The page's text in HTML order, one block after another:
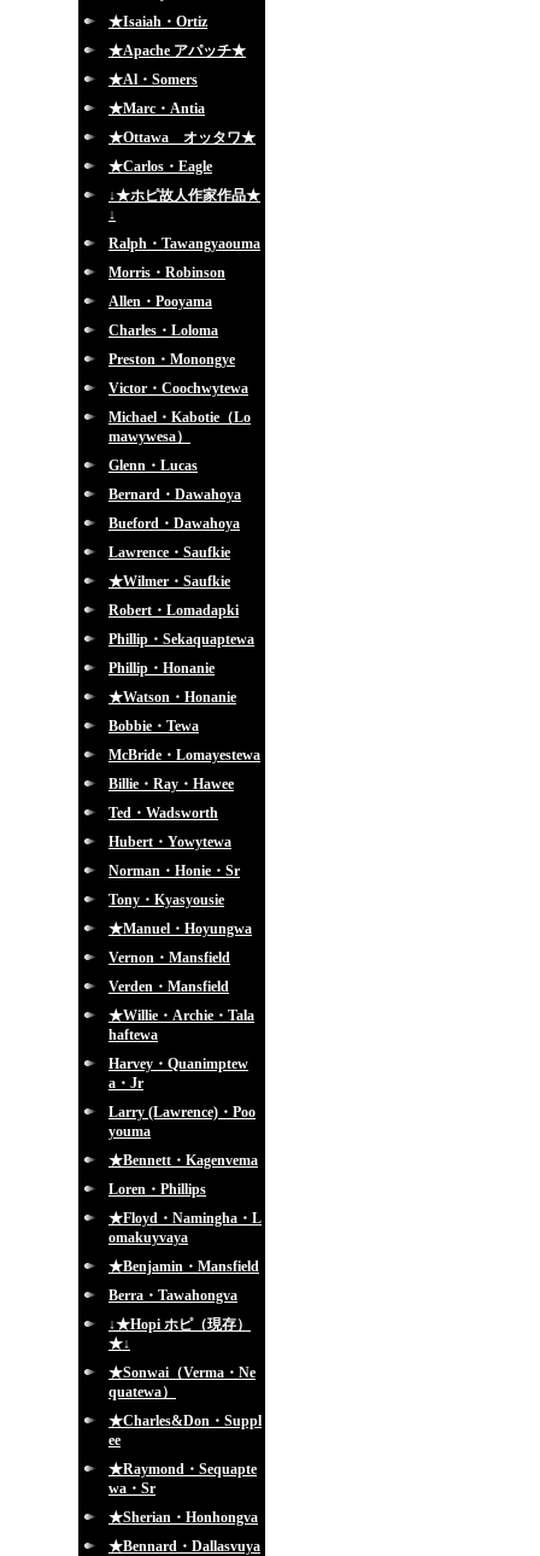
★Isaiah・Ortiz
★Apache アパッチ★
★Al・Somers
★Marc・Antia
★Ottawa オッタワ★
★Carlos・Eagle
↓★ホピ故人作家作品★
↓
Ralph・Tawangyaouma
Morris・Robinson
Allen・Pooyama
Charles・Loloma
Preston・Monongye
Victor・Coochwytewa
Michael・Kabotie（Lo
mawywesa）
Glenn・Lucas
Bernard・Dawahoya
Bueford・Dawahoya
Lawrence・Saufkie
★Wilmer・Saufkie
Robert・Lomadapki
Phillip・Sekaquaptewa
Phillip・Honanie
★Watson・Honanie
Bobbie・Tewa
McBride・Lomayestewa
Billie・Ray・Hawee
Ted・Wadsworth
Hubert・Yowytewa
Norman・Honie・Sr
Tony・Kyasyousie
★Manuel・Hoyungwa
Vernon・Mansfield
Verden・Mansfield
★Willie・Archie・Tala
haftewa
Harvey・Quanimptew
a・Jr
Larry (Lawrence)・Poo
youma
★Bennett・Kagenvema
Loren・Phillips
★Floyd・Namingha・L
omakuyvaya
★Benjamin・Mansfield
Berra・Tawahongva
↓★Hopi ホピ（現存）
★↓
★Sonwai（Verma・Ne
quatewa）
★Charles&Don・Suppl
ee
★Raymond・Sequapte
wa・Sr
★Sherian・Honhongva
★Bennard・Dallasvuya